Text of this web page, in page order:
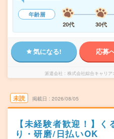
年齢層
20代
30代
気になる! 応募
派遣会社 株式会社綜合キャリ
未読 掲載日 2026/08/05
【未経験者歓迎！】
り・研磨/日払いOK